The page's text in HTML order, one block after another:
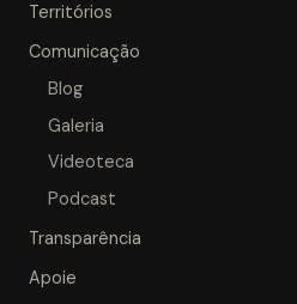
Territórios
Comunicação
Blog
Galeria
Videoteca
Podcast
Transparência
Apoie